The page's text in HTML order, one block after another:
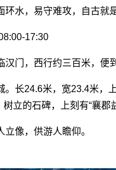
环水，易守难攻，自古就
17:30
汉门，西行约三百米，便
。长24.6米，宽23.4米，
立的石碑，上刻有“襄郡
像，供游人瞻仰。